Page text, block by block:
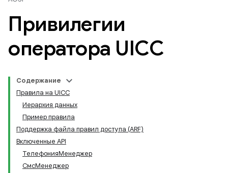
Привилегии
оператора UICC
Содержание
Правила на UICC
Иерархия данных
Пример правила
Поддержка файла правил доступа (ARF)
Включенные API
ТелефонияМенеджер
СмсМенеджер